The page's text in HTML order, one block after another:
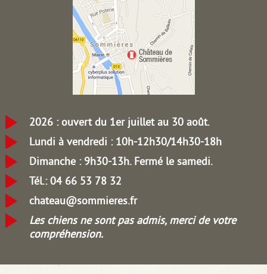
2026 : ouvert du 1er juillet au 30 août.
Lundi à vendredi : 10h-12h30/14h30-18h
Dimanche : 9h30-13h. Fermé le samedi.
Tél.: 04 66 53 78 32
chateau@sommieres.fr
Les chiens ne sont pas admis, merci de votre
compréhension.